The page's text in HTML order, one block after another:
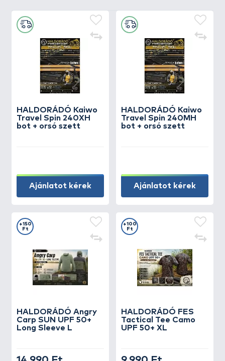
HALDORÁDÓ Kaiwo
Travel Spin 240XH
bot + orsó szett
Ajánlatot kérek
HALDORÁDÓ Kaiwo
Travel Spin 240MH
bot + orsó szett
Ajánlatot kérek
HALDORÁDÓ Angry
Carp SUN UPF 50+
Long Sleeve L
+150
Ft
HALDORÁDÓ FES
Tactical Tee Camo
UPF 50+ XL
+100
Ft